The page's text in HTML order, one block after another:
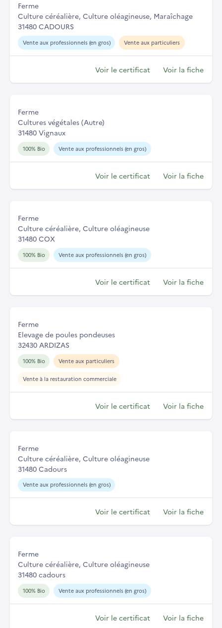
Ferme
Culture céréalière, Culture oléagineuse, Maraîchage
31480 CADOURS
Vente aux professionnels (en gros) Vente aux particuliers
Voir le certificat Voir la fiche
Ferme
Cultures végétales (Autre)
31480 Vignaux
100% Bio Vente aux professionnels (en gros)
Voir le certificat Voir la fiche
Ferme
Culture céréalière, Culture oléagineuse
31480 COX
100% Bio Vente aux professionnels (en gros)
Voir le certificat Voir la fiche
Ferme
Elevage de poules pondeuses
32430 ARDIZAS
100% Bio Vente aux particuliers
Vente à la restauration commerciale
Voir le certificat Voir la fiche
Ferme
Culture céréalière, Culture oléagineuse
31480 Cadours
Vente aux professionnels (en gros)
Voir le certificat Voir la fiche
Ferme
Culture céréalière, Culture oléagineuse
31480 cadours
100% Bio Vente aux professionnels (en gros)
Voir le certificat Voir la fiche